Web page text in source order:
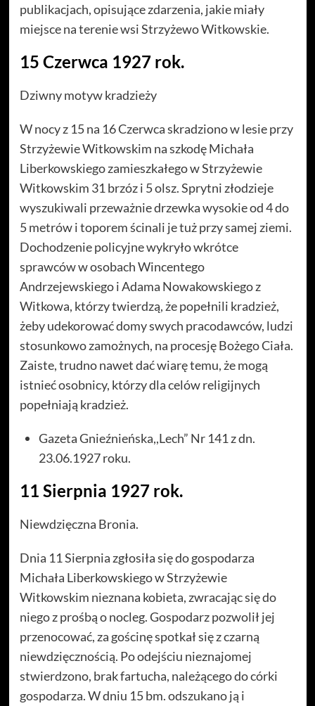
publikacjach, opisujące zdarzenia, jakie miały
miejsce na terenie wsi Strzyżewo Witkowskie.
15 Czerwca 1927 rok.
Dziwny motyw kradzieży
W nocy z 15 na 16 Czerwca skradziono w lesie przy
Strzyżewie Witkowskim na szkodę Michała
Liberkowskiego zamieszkałego w Strzyżewie
Witkowskim 31 brzóz i 5 olsz. Sprytni złodzieje
wyszukiwali przeważnie drzewka wysokie od 4 do
5 metrów i toporem ścinali je tuż przy samej ziemi.
Dochodzenie policyjne wykryło wkrótce
sprawców w osobach Wincentego
Andrzejewskiego i Adama Nowakowskiego z
Witkowa, którzy twierdzą, że popełnili kradzież,
żeby udekorować domy swych pracodawców, ludzi
stosunkowo zamożnych, na procesję Bożego Ciała.
Zaiste, trudno nawet dać wiarę temu, że mogą
istnieć osobnicy, którzy dla celów religijnych
popełniają kradzież.
Gazeta Gnieźnieńska,,Lech” Nr 141 z dn.
23.06.1927 roku.
11 Sierpnia 1927 rok.
Niewdzięczna Bronia.
Dnia 11 Sierpnia zgłosiła się do gospodarza
Michała Liberkowskiego w Strzyżewie
Witkowskim nieznana kobieta, zwracając się do
niego z prośbą o nocleg. Gospodarz pozwolił jej
przenocować, za gościnę spotkał się z czarną
niewdzięcznością. Po odejściu nieznajomej
stwierdzono, brak fartucha, należącego do córki
gospodarza. W dniu 15 bm. odszukano ją i